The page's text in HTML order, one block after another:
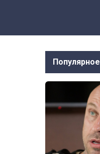
Популярное